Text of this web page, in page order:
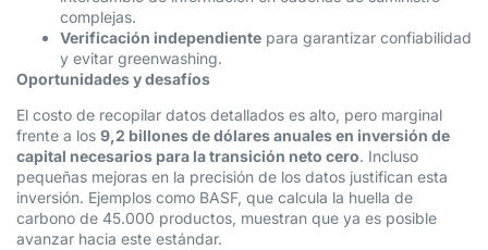
complejas.
Verificación independiente para garantizar confiabilidad
y evitar greenwashing.
Oportunidades y desafíos
El costo de recopilar datos detallados es alto, pero marginal
frente a los 9,2 billones de dólares anuales en inversión de
capital necesarios para la transición neto cero. Incluso
pequeñas mejoras en la precisión de los datos justifican esta
inversión. Ejemplos como BASF, que calcula la huella de
carbono de 45.000 productos, muestran que ya es posible
avanzar hacia este estándar.